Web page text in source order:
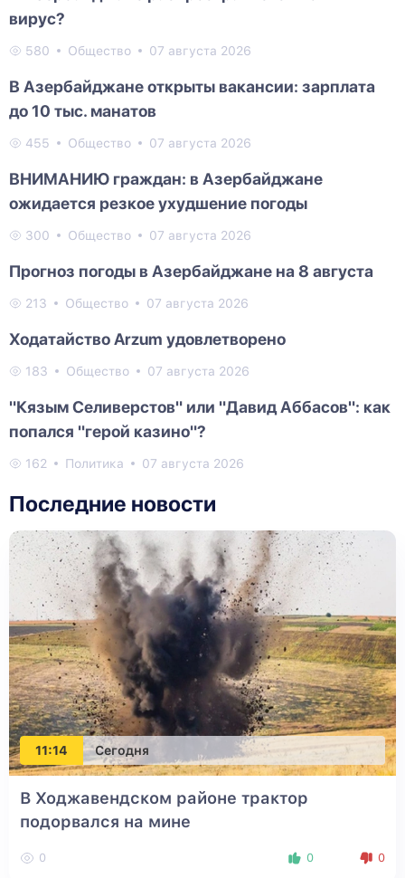
вирус?
580 Общество 07 августа 2026
В Азербайджане открыты вакансии: зарплата
до 10 тыс. манатов
455 Общество 07 августа 2026
ВНИМАНИЮ граждан: в Азербайджане
ожидается резкое ухудшение погоды
300 Общество 07 августа 2026
Прогноз погоды в Азербайджане на 8 августа
213 Общество 07 августа 2026
Ходатайство Arzum удовлетворено
183 Общество 07 августа 2026
"Кязым Селиверстов" или "Давид Аббасов": как
попался "герой казино"?
162 Политика 07 августа 2026
Последние новости
11:14 Сегодня
В Ходжавендском районе трактор
подорвался на мине
0 0 0